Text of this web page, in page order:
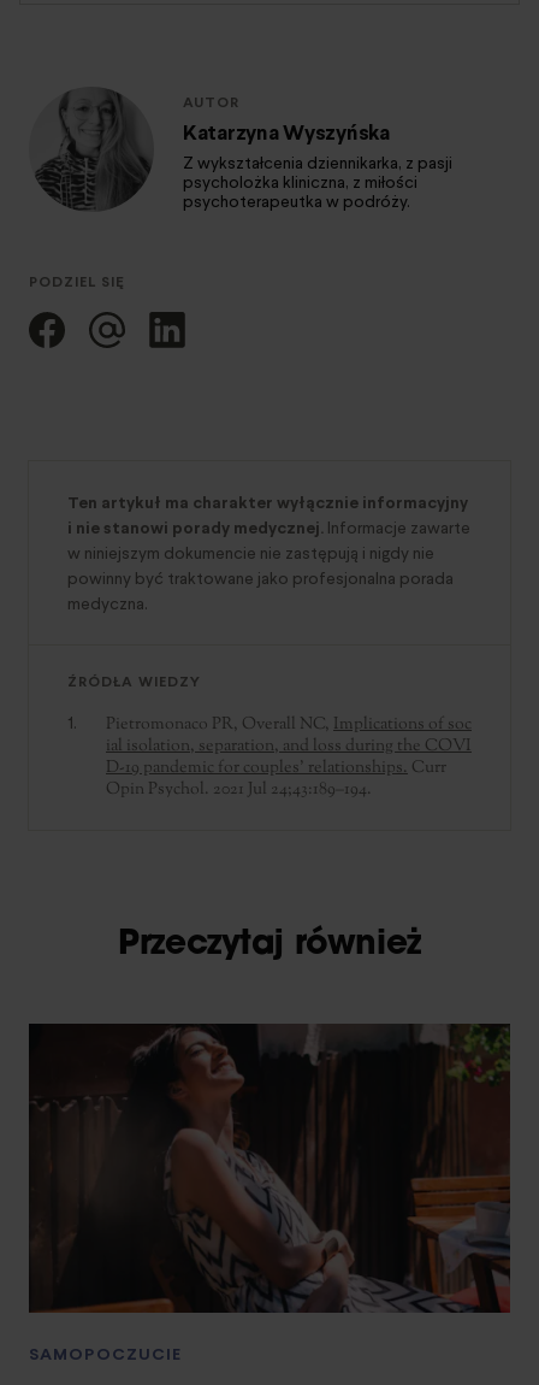
AUTOR
Katarzyna Wyszyńska
Z wykształcenia dziennikarka, z pasji
psycholożka kliniczna, z miłości
psychoterapeutka w podróży.
PODZIEL SIĘ
Ten artykuł ma charakter wyłącznie informacyjny
i nie stanowi porady medycznej. Informacje zawarte
w niniejszym dokumencie nie zastępują i nigdy nie
powinny być traktowane jako profesjonalna porada
medyczna.
ŹRÓDŁA WIEDZY
Pietromonaco PR, Overall NC, Implications of soc
ial isolation, separation, and loss during the COVI
D-19 pandemic for couples' relationships. Curr
Opin Psychol. 2021 Jul 24;43:189–194.
Przeczytaj również
SAMOPOCZUCIE